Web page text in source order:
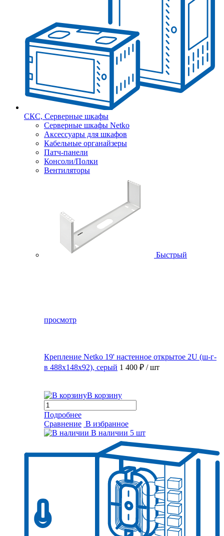
СКС, Серверные шкафы
Серверные шкафы Netko
Аксессуары для шкафов
Кабельные органайзеры
Патч-панели
Консоли/Полки
Вентиляторы
Быстрый
просмотр
Крепление Netko 19' настенное открытое 2U (ш-г-
в 488х148х92), серый 1 400 ₽ / шт
В корзину
Подробнее
Сравнение В избранное
В наличии 5 шт